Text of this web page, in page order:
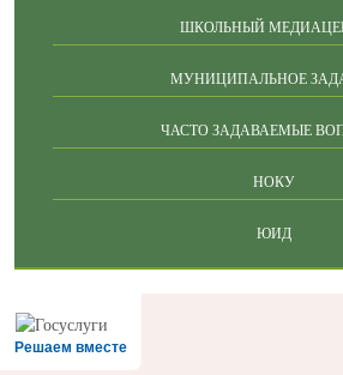
ШКОЛЬНЫЙ
МУНИЦИПАЛЬНОЕ
ЧАСТО ЗАДАВАЕМЫЕ
НОКУ
ЮИД
Решаем вместе